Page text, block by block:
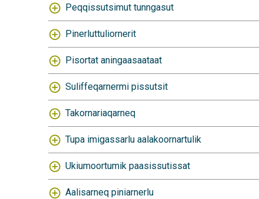
Peqqissutsimut tunngasut
Pinerluttuliornerit
Pisortat aningaasaataat
Suliffeqarnermi pissutsit
Takornariaqarneq
Tupa imigassarlu aalakoornartulik
Ukiumoortumik paasissutissat
Aalisarneq piniarnerlu